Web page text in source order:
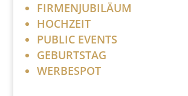
FIRMENJUBILÄUM
HOCHZEIT
PUBLIC EVENTS
GEBURTSTAG
WERBESPOT